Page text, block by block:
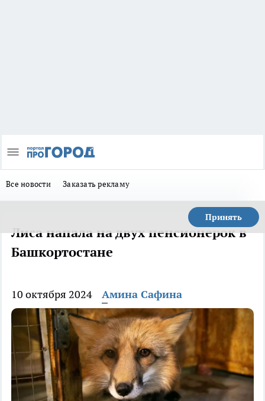
Все новости Заказать рекламу
Принять
Лиса напала на двух пенсионерок в
Башкортостане
10 октября 2024 Амина Сафина